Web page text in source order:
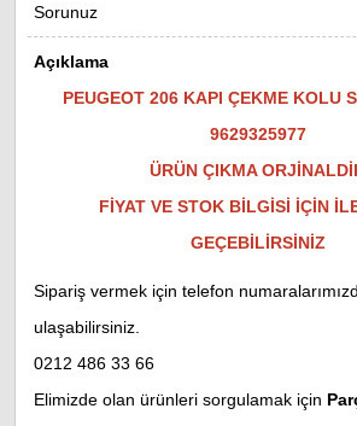
Sorunuz
Açıklama
PEUGEOT 206 KAPI ÇEKME KOLU
9629325977
ÜRÜN ÇIKMA
FİYAT VE STOK BİLGİSİ İÇİN
GEÇEBİLİRSİNİZ
Sipariş vermek için telefon
ulaşabilirsiniz.
0212 486 33 66
Elimizde olan ürünleri sorgulamak için